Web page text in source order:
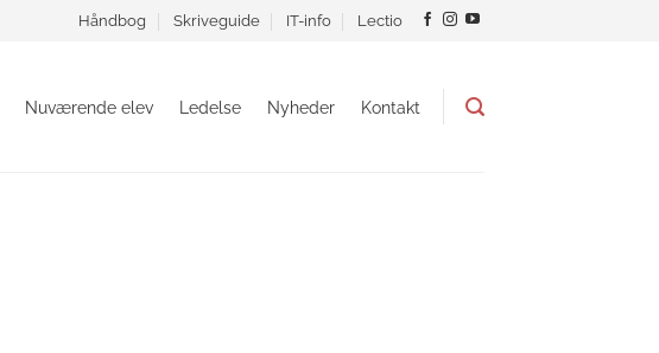
Håndbog Skriveguide IT-info Lectio
Nuværende elev Ledelse Nyheder Kontakt